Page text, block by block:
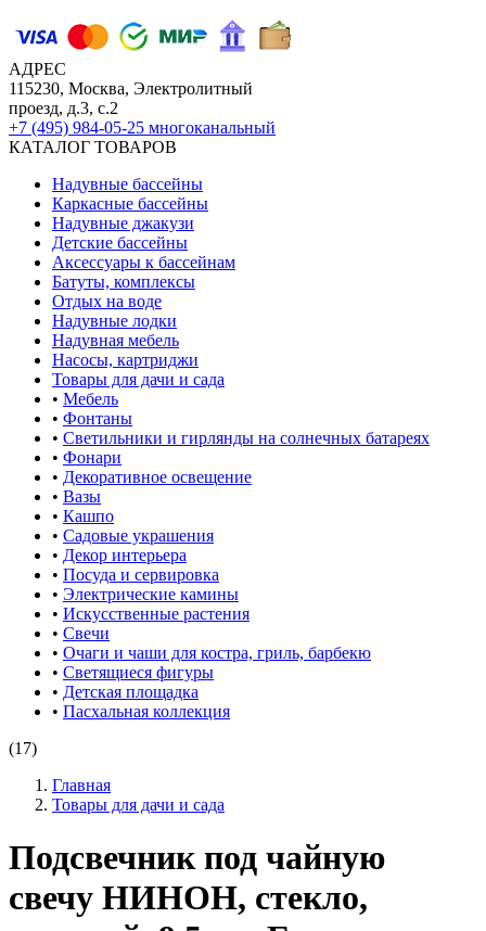
АДРЕС
115230, Москва, Электролитный
проезд, д.3, с.2
+7 (495) 984-05-25 многоканальный
КАТАЛОГ ТОВАРОВ
Надувные бассейны
Каркасные бассейны
Надувные джакузи
Детские бассейны
Аксессуары к бассейнам
Батуты, комплексы
Отдых на воде
Надувные лодки
Надувная мебель
Насосы, картриджи
Товары для дачи и сада
• Мебель
• Фонтаны
• Светильники и гирлянды на солнечных батареях
• Фонари
• Декоративное освещение
• Вазы
• Кашпо
• Садовые украшения
• Декор интерьера
• Посуда и сервировка
• Электрические камины
• Искусственные растения
• Свечи
• Очаги и чаши для костра, гриль, барбекю
• Светящиеся фигуры
• Детская площадка
• Пасхальная коллекция
(17)
Главная
Товары для дачи и сада
Подсвечник под чайную
свечу НИНОН, стекло,